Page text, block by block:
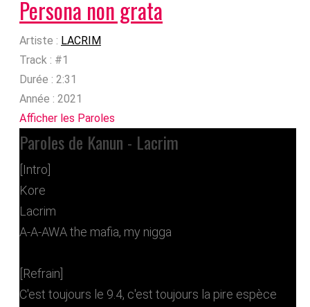
Persona non grata
Artiste : LACRIM
Track : #1
Durée : 2:31
Année : 2021
Afficher les Paroles
Paroles de Kanun - Lacrim
[Intro]
Kore
Lacrim
A-A-AWA the mafia, my nigga
[Refrain]
C'est toujours le 9.4, c'est toujours la pire espèce